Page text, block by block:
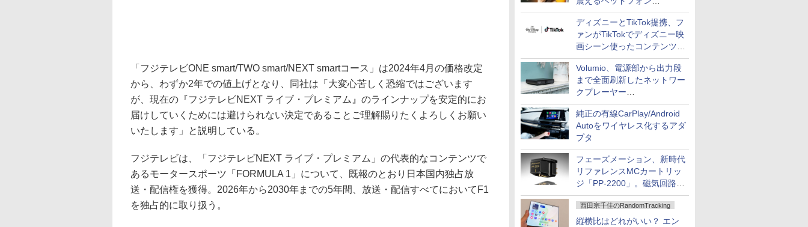
「Crusher 1080 ANC」
ディズニーとTikTok提携、フ
ァンがTikTokでディズニー映
画シーン使ったコンテンツ制
作、Disney+にも配信
Volumio、電源部から出力段
まで全面刷新したネットワー
クプレーヤー
「Primo（2026）」
純正の有線CarPlay/Android
Autoをワイヤレス化するアダ
プタ
フェーズメーション、新時代
リファレンスMCカートリッ
ジ「PP-2200」。磁気回路や
ハウジングを根本から見直し
西田宗千佳のRandomTracking
縦横比はどれがいい？ エン
「フジテレビONE smart/TWO smart/NEXT smartコース」は2024年4月の価格改定
から、わずか2年での値上げとなり、同社は「大変心苦しく恐縮ではございます
が、現在の『フジテレビNEXT ライブ・プレミアム』のラインナップを安定的にお
届けしていくためには避けられない決定であることご理解賜りたくよろしくお願い
いたします」と説明している。
フジテレビは、「フジテレビNEXT ライブ・プレミアム」の代表的なコンテンツで
あるモータースポーツ「FORMULA 1」について、既報のとおり日本国内独占放
送・配信権を獲得。2026年から2030年までの5年間、放送・配信すべてにおいてF1
を独占的に取り扱う。